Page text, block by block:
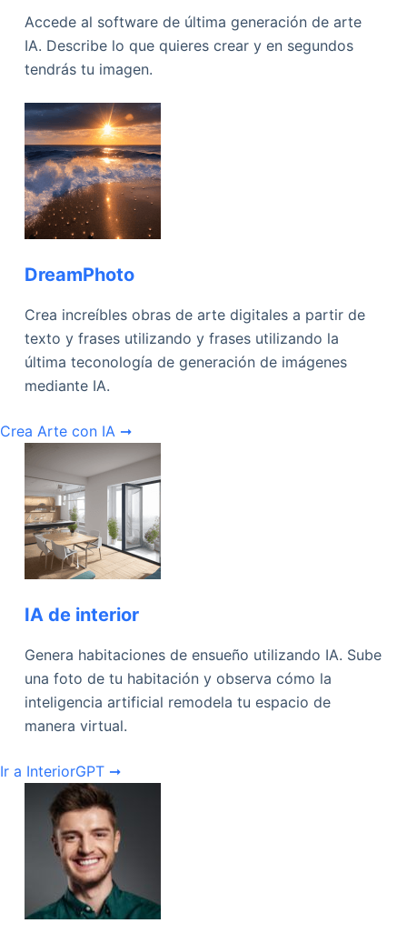
Accede al software de última generación de arte
IA. Describe lo que quieres crear y en segundos
tendrás tu imagen.
DreamPhoto
Crea increíbles obras de arte digitales a partir de
texto y frases utilizando y frases utilizando la
última teconología de generación de imágenes
mediante IA.
Crea Arte con IA ➞
IA de interior
Genera habitaciones de ensueño utilizando IA. Sube
una foto de tu habitación y observa cómo la
inteligencia artificial remodela tu espacio de
manera virtual.
Ir a InteriorGPT ➞